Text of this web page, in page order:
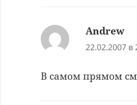
Andrew:
22.02.2007 в
В самом прямом